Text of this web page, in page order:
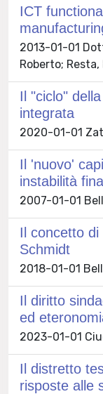
ICT
2013-01-01
Roberto; Resta,
Il "ciclo"
integrata
2020-01-01
Il 'nuovo'
instabilità
2007-01-01
Il concetto di
Schmidt
2018-01-01
Il diritto
ed
2023-01-01
Il distretto
risposte alle